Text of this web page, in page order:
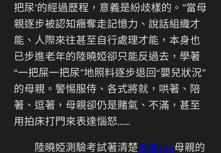
把尿’的經過歷程，意義是紛歧樣的。”當母
親逐步被認知癥奪走記憶力、說話組織才
能、人際來往甚至自行處理才能，本身也
已步進老年的陸曉婭卻只能反過去，學著
“一把屎一把尿”地照料逐步退回“嬰兒狀況”
的母親。警惕服侍、各式將就，哄著、陪
著、逗著，母親卻仍是賭氣、不滿，甚至
用拍床打門來表達惱怒……
陸曉婭測驗考試著清楚包養app母親的